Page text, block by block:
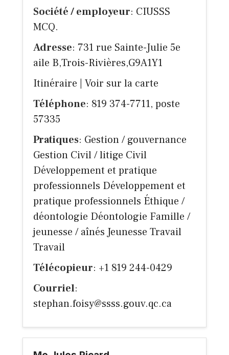
Société / employeur: CIUSSS
MCQ.
Adresse: 731 rue Sainte-Julie 5e
aile B,Trois-Rivières,G9A1Y1
Itinéraire
Voir sur la carte
Téléphone: 819 374-7711, poste
57335
Pratiques: Gestion / gouvernance
Gestion Civil / litige Civil
Développement et pratique
professionnels Développement et
pratique professionnels Éthique /
déontologie Déontologie Famille /
jeunesse / aînés Jeunesse Travail
Travail
Télécopieur: +1 819 244-0429
Courriel:
stephan.foisy@ssss.gouv.qc.ca